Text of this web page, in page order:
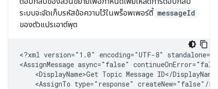
ระบบจะจัดเก็บรหัสข้อความไว้ในพร็อพเพอร์ตี้ messageId
ของตัวแปรเอาต์พุต
<?xml version="1.0" encoding="UTF-8"
<AssignMessage async="false"
<DisplayName>Get Topic Message
<AssignTo type="response"